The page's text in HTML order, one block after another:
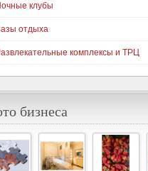
клубы
отдыха
комплексы и ТРЦ
бизнеса